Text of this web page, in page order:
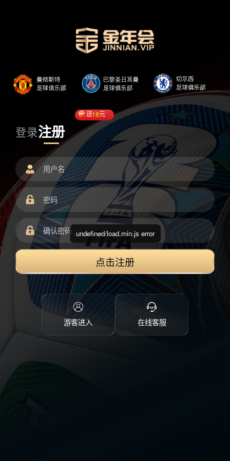
登录注册
送18元
点击注册
游客进入 在线客服
undefined/load.min.js error